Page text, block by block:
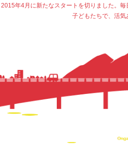
2015年4月に新たなスタートを切りました。
子どもたちで、活気